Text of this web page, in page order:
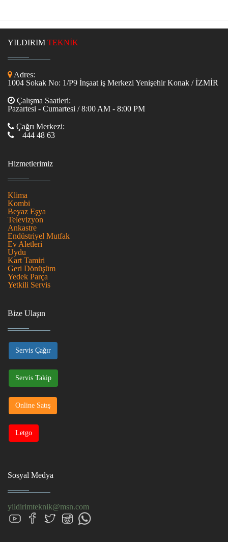
YILDIRIM TEKNİK
Adres:
1004 Sokak No: 1/P9 İnşaat iş Merkezi Yenişehir Konak / İZMİR
Çalışma Saatleri:
Pazartesi - Cumartesi / 8:00 AM - 8:00 PM
Çağrı Merkezi:
444 48 63
Hizmetlerimiz
Klima
Kombi
Beyaz Eşya
Televizyon
Ankastre
Endüstriyel Mutfak
Ev Aletleri
Uydu
Kart Tamiri
Geri Dönüşüm
Yedek Parça
Yetkili Servis
Bize Ulaşın
Servis Çağır
Servis Takip
Online Satış
Letgo
Sosyal Medya
yildirimteknik@msn.com